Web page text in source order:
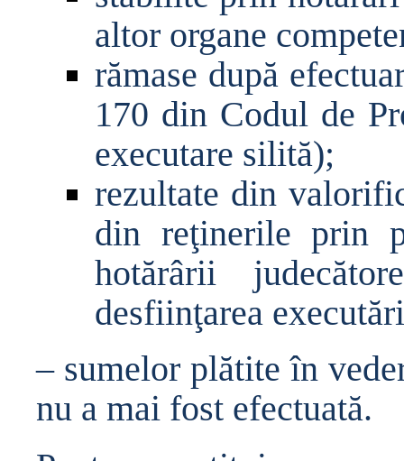
altor organe
rămase după
170 din Codul de
executare silită);
rezultate din
din reţinerile prin
hotărârii judecătore
desfiinţarea execută
– sumelor plătite în
nu a mai fost efectuată.